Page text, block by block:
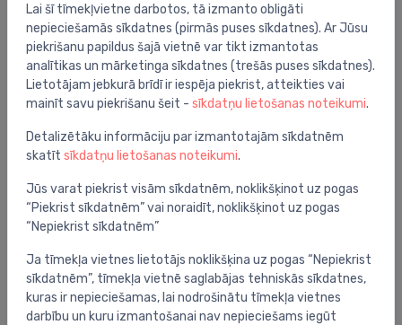
Preces apraksts
Icon™ telpas termostats ar displeju, virsapmetuma 24V
Lai šī tīmekļvietne darbotos, tā izmanto obligāti
nepieciešamās sīkdatnes (pirmās puses sīkdatnes). Ar Jūsu
piekrišanu papildus šajā vietnē var tikt izmantotas
analītikas un mārketinga sīkdatnes (trešās puses sīkdatnes).
Lietotājam jebkurā brīdī ir iespēja piekrist, atteikties vai
mainīt savu piekrišanu šeit - sīkdatņu lietošanas noteikumi.
Detalizētāku informāciju par izmantotajām sīkdatnēm
skatīt sīkdatņu lietošanas noteikumi.
Jūs varat piekrist visām sīkdatnēm, noklikšķinot uz pogas
“Piekrist sīkdatnēm” vai noraidīt, noklikšķinot uz pogas
“Nepiekrist sīkdatnēm”
Ja tīmekļa vietnes lietotājs noklikšķina uz pogas “Nepiekrist
sīkdatnēm”, tīmekļa vietnē saglabājas tehniskās sīkdatnes,
kuras ir nepieciešamas, lai nodrošinātu tīmekļa vietnes
darbību un kuru izmantošanai nav nepieciešams iegūt